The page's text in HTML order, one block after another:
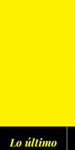
Lo último